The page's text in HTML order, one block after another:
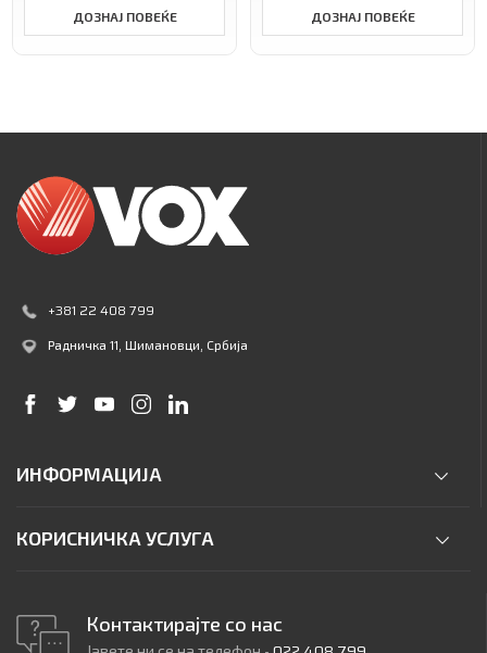
ДОЗНАЈ ПОВЕЌЕ ДОЗНАЈ ПОВЕЌЕ
+381 22 408 799
Радничка 11, Шимановци, Србија
ИНФОРМАЦИЈА
КОРИСНИЧКА УСЛУГА
Контактирајте со нас